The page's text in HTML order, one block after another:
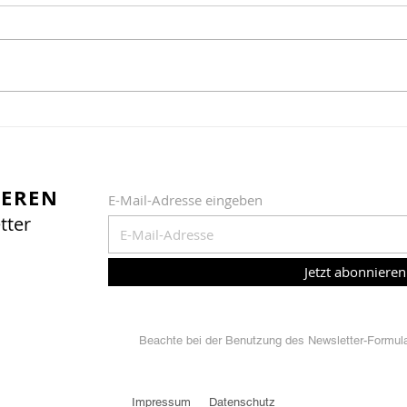
Zartes grün im Dorf
E-Mail-Adresse eingeben
Jetzt abonnieren
Impressum Datenschutz
Beachte bei der Benutzung des Newsletter-